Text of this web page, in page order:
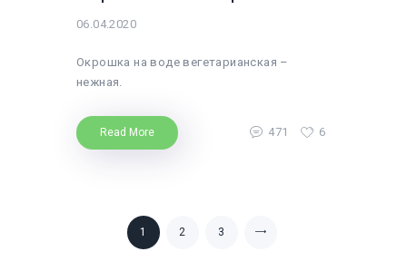
06.04.2020
Окрошка на воде вегетарианская –
нежная.
Read More 471 6
Навігація
записів
PAGE
1 PAGE
2 PAGE
3